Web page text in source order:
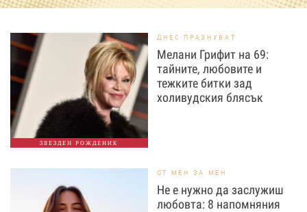
ЗВЕЗДЕН РОЖДЕНИК
ДНЕС ПРАЗНУВАТ
Мелани Грифит на 69:
тайните, любовите и
тежките битки зад
холивудския блясък
ОТ МЕН ЗА МЕН
Не е нужно да заслужиш
любовта: 8 напомняния